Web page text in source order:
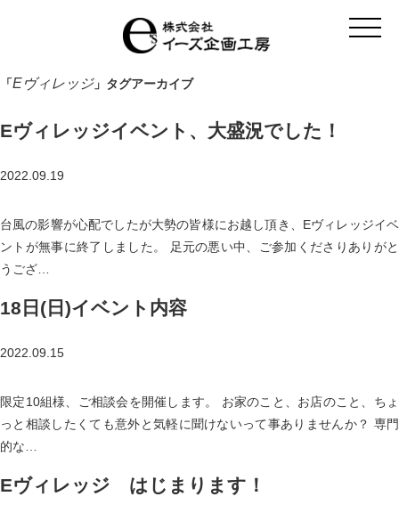
t
o
n
「Eヴィレッジ」タグアーカイブ
Eヴィレッジイベント、大盛況でした！
2022.09.19
台風の影響が心配でしたが大勢の皆様にお越し頂き、Eヴィレッジイベ
ントが無事に終了しました。 足元の悪い中、ご参加くださりありがと
うござ…
18日(日)イベント内容
2022.09.15
限定10組様、ご相談会を開催します。 お家のこと、お店のこと、ちょ
っと相談したくても意外と気軽に聞けないって事ありませんか？ 専門
的な…
Eヴィレッジ はじまります！